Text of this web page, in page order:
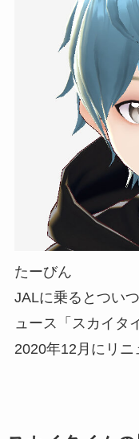
たーびん
JALに乗るとつい
ュース「スカイタ
2020年12月にリニ